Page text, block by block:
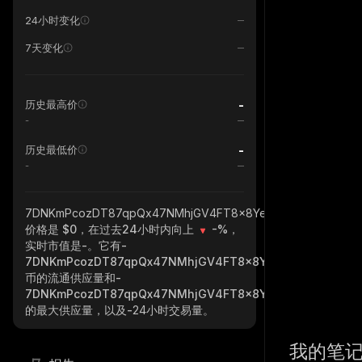
24小时变化
7天变化
历史最高价 -
-
历史最低价 -
-
价格是 $0，在过去24小时内向上
-% ，
实时市值是-。它有-
币的流通供应量和-
的最大供应量，以及-24小时交易量。
我的笔记